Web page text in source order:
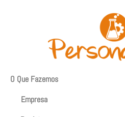
O Que Fazemos
Empresa